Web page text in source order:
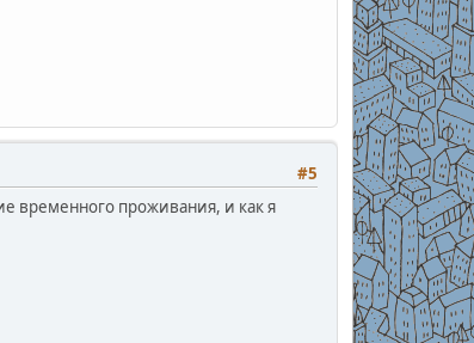
#5
временного проживания, и как я